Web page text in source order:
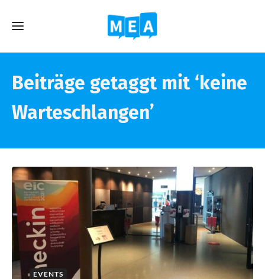
Beiträge getaggt mit ‘keine
Warteschlangen’
EVENTS